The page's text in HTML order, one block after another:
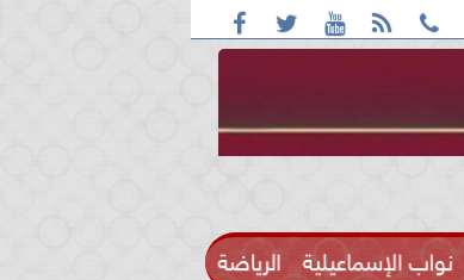
    
الجديد من «تكوين» إلى «مجتمع» .. الأقنعة تتغير
نواب الإسماعيلية الرياضة